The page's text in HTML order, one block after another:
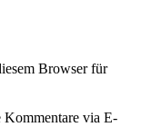
Browser für
Kommentare via E-